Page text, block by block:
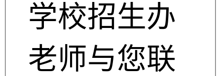
学校招生办
老师与您联